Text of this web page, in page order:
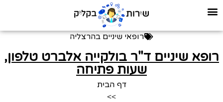
רופאי שיניים בהרצליה
רופא שיניים ד"ר בולקייה אלברט טלפון,
שעות פתיחה
דף הבית
>>